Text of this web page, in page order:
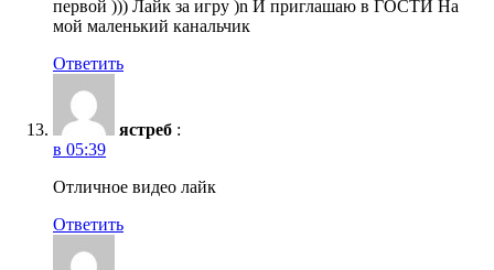
первой ))) Лайк за игру )n И приглашаю в ГОСТИ На
мой маленький канальчик
Ответить
ястреб :
в 05:39
Отличное видео лайк
Ответить